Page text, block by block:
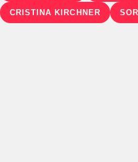
CRISTINA KIRCHNER